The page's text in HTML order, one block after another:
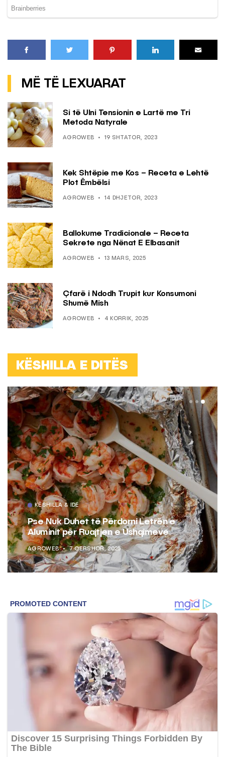
MË TË LEXUARAT
Si të Ulni Tensionin e Lartë me Tri
Metoda Natyrale
AGROWEB 19 SHTATOR, 2023
Kek Shtëpie me Kos – Receta e Lehtë
Plot Ëmbëlsi
AGROWEB 14 DHJETOR, 2023
Ballokume Tradicionale – Receta
Sekrete nga Nënat E Elbasanit
AGROWEB 13 MARS, 2025
Çfarë i Ndodh Trupit kur Konsumoni
Shumë Mish
AGROWEB 4 KORRIK, 2025
KËSHILLA E DITËS
KËSHILLA & IDE
Pse Nuk Duhet të Përdorni Letrën e
Aluminit për Ruajtjen e Ushqimeve
AGROWEB 7 QERSHOR, 2025